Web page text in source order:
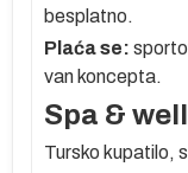
besplatno.
Plaća se:
van koncepta.
Spa &
Tursko kupatilo,